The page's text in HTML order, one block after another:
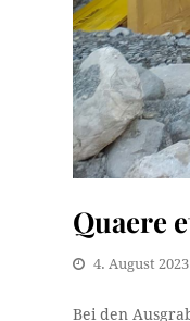
Quaere
4. August 2023
Bei den